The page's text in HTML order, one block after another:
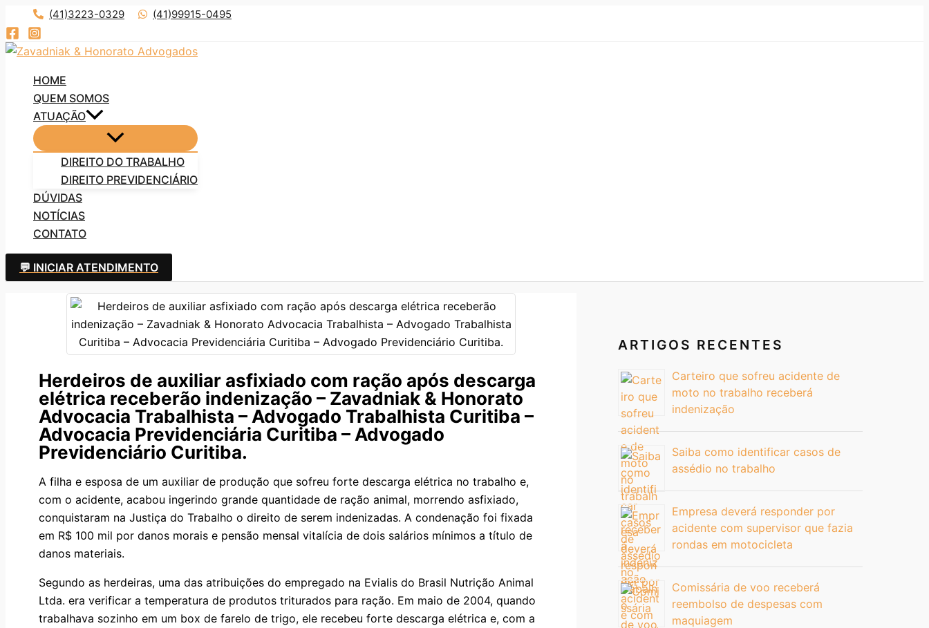
para
o
(41)3223-0329 (41)99915-0495
HOME
QUEM SOMOS
ATUAÇÃO
DIREITO DO TRABALHO
DIREITO PREVIDENCIÁRIO
DÚVIDAS
NOTÍCIAS
CONTATO
💬 INICIAR ATENDIMENTO
Herdeiros de auxiliar asfixiado com ração após descarga
elétrica receberão indenização – Zavadniak & Honorato
Advocacia Trabalhista – Advogado Trabalhista Curitiba –
Advocacia Previdenciária Curitiba – Advogado
Previdenciário Curitiba.
A filha e esposa de um auxiliar de produção que sofreu forte descarga elétrica no trabalho e,
com o acidente, acabou ingerindo grande quantidade de ração animal, morrendo asfixiado,
conquistaram na Justiça do Trabalho o direito de serem indenizadas. A condenação foi fixada
em R$ 100 mil por danos morais e pensão mensal vitalícia de dois salários mínimos a título de
danos materiais.
Segundo as herdeiras, uma das atribuições do empregado na Evialis do Brasil Nutrição Animal
Ltda. era verificar a temperatura de produtos triturados para ração. Em maio de 2004, quando
trabalhava sozinho em um box de farelo de trigo, ele recebeu forte descarga elétrica e, com a
ARTIGOS RECENTES
Carteiro que sofreu acidente de
moto no trabalho receberá
indenização
Saiba como identificar casos de
assédio no trabalho
Empresa deverá responder por
acidente com supervisor que fazia
rondas em motocicleta
Comissária de voo receberá
reembolso de despesas com
maquiagem